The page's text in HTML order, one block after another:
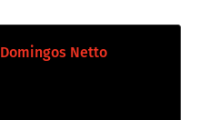
Domingos Netto